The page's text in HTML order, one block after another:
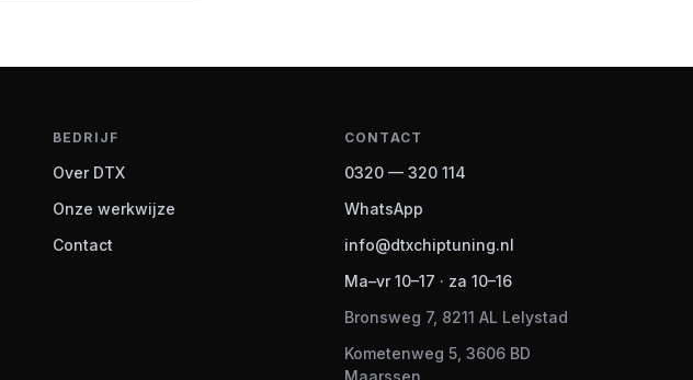
BEDRIJF
Over DTX
Onze werkwijze
Contact
CONTACT
0320 — 320 114
WhatsApp
info@dtxchiptuning.nl
Ma–vr 10–17 · za 10–16
Bronsweg 7, 8211 AL Lelystad
Kometenweg 5, 3606 BD
Maarssen